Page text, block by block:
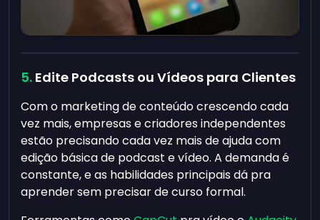
Edite Podcasts ou Vídeos para Clientes
Com o marketing de conteúdo crescendo cada
vez mais, empresas e criadores independentes
estão precisando cada vez mais de ajuda com
edição básica de podcast e vídeo. A demanda é
constante, e as habilidades principais dá pra
aprender sem precisar de curso formal.